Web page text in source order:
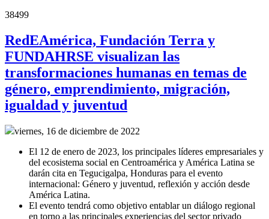
38499
RedEAmérica, Fundación Terra y
FUNDAHRSE visualizan las
transformaciones humanas en temas de
género, emprendimiento, migración,
igualdad y juventud
viernes, 16 de diciembre de 2022
El 12 de enero de 2023, los principales líderes empresariales y
del ecosistema social en Centroamérica y América Latina se
darán cita en Tegucigalpa, Honduras para el evento
internacional: Género y juventud, reflexión y acción desde
América Latina.
El evento tendrá como objetivo entablar un diálogo regional
en torno a las principales experiencias del sector privado